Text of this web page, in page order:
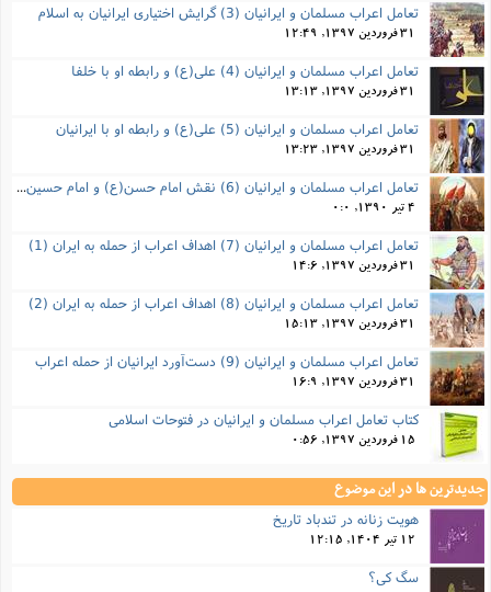
تعامل اعراب مسلمان و ایرانیان (3) گرایش اختیاری ایرانیان به اسلام
31 فروردین 1397, 12:49
تعامل اعراب مسلمان و ایرانیان (4) علی(ع) و رابطه او با خلفا
31 فروردین 1397, 13:13
تعامل اعراب مسلمان و ایرانیان (5) علی(ع) و رابطه‌ او با ایرانیان
31 فروردین 1397, 13:23
تعامل اعراب مسلمان و ایرانیان (6) نقش امام حسن(ع) و امام حسین(ع) در فتح ایران
4 تیر 1390, 0:0
تعامل اعراب مسلمان و ایرانیان (7) اهداف اعراب از حمله به ایران (1)
31 فروردین 1397, 14:6
تعامل اعراب مسلمان و ایرانیان (8) اهداف اعراب از حمله به ایران (2)
31 فروردین 1397, 15:13
تعامل اعراب مسلمان و ایرانیان (9) دست‌آورد ایرانیان از حمله اعراب
31 فروردین 1397, 16:9
کتاب تعامل اعراب مسلمان و ایرانیان در فتوحات اسلامی
15 فروردین 1397, 0:56
جدیدترین ها در این موضوع
هویت زنانه در تندباد تاریخ
12 تیر 1404, 12:15
سگ کی؟